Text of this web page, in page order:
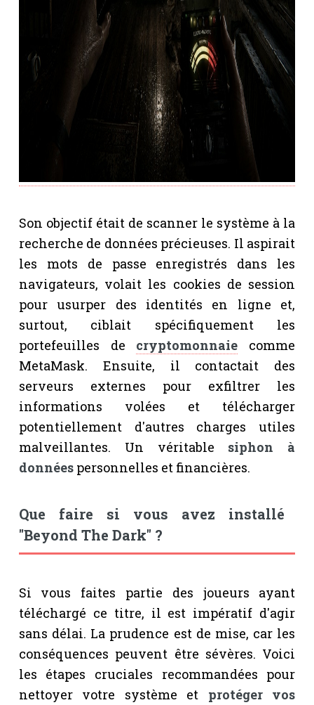
Son objectif était de scanner le système à la
recherche de données précieuses. Il aspirait
les mots de passe enregistrés dans les
navigateurs, volait les cookies de session
pour usurper des identités en ligne et,
surtout, ciblait spécifiquement les
portefeuilles de cryptomonnaie comme
MetaMask. Ensuite, il contactait des
serveurs externes pour exfiltrer les
informations volées et télécharger
potentiellement d'autres charges utiles
malveillantes. Un véritable siphon à
donnéespersonnelles et financières.
Que faire si vous avez installé
"Beyond The Dark" ?
Si vous faites partie des joueurs ayant
téléchargé ce titre, il est impératif d'agir
sans délai. La prudence est de mise, car les
conséquences peuvent être sévères. Voici
les étapes cruciales recommandées pour
nettoyer votre système et protéger vos